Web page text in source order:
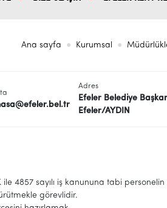
Ana sayfa Kurumsal
Adres
Efeler Belediye
Efeler/AYDIN
4857 sayılı iş kanununa tabi
görevlidir.